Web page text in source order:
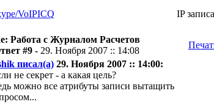
VoIPICQ IP
Работа с Журналом Расчетов
#9 - 29. Ноября 2007 :: 14:08
писал(а) 29. Ноября 2007 :: 14:00:
не секрет - а какая цель?
можно все атрибуты записи вытащить